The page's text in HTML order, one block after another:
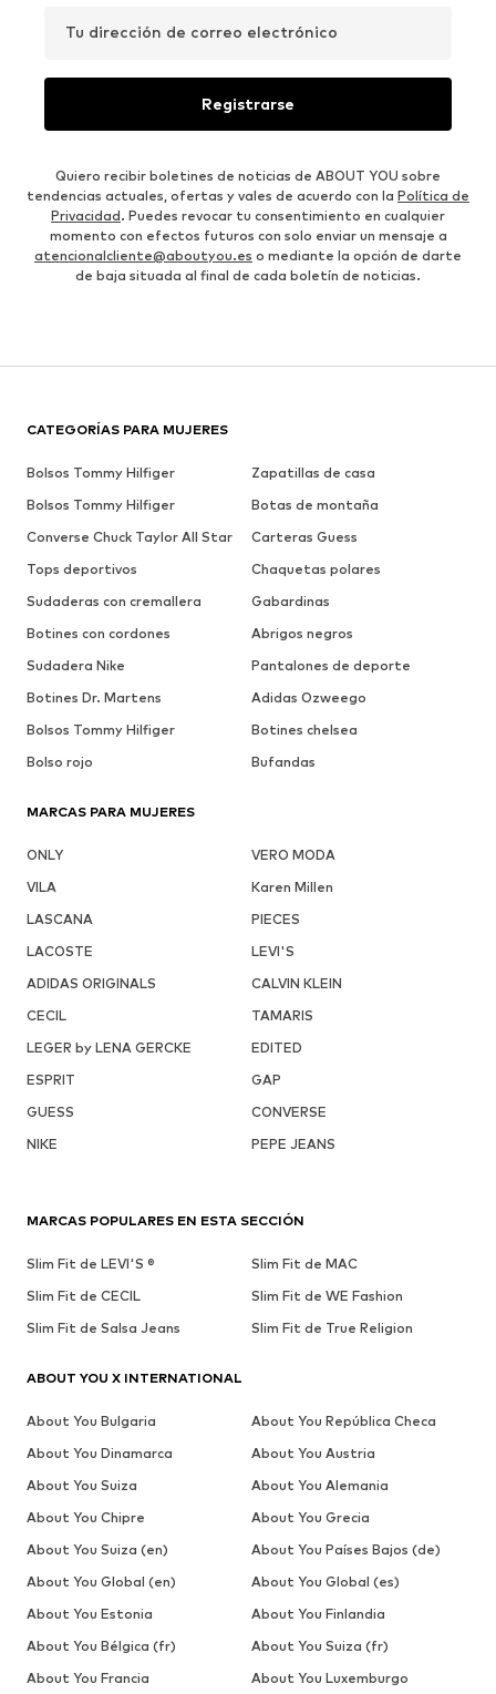
Tu dirección de correo electrónico
Registrarse
Quiero recibir boletines de noticias de ABOUT YOU sobre
tendencias actuales, ofertas y vales de acuerdo con la Política de
Privacidad. Puedes revocar tu consentimiento en cualquier
momento con efectos futuros con solo enviar un mensaje a
atencionalcliente@aboutyou.es o mediante la opción de darte
de baja situada al final de cada boletín de noticias.
CATEGORÍAS PARA MUJERES
Bolsos Tommy Hilfiger
Zapatillas de casa
Bolsos Tommy Hilfiger
Botas de montaña
Converse Chuck Taylor All Star
Carteras Guess
Tops deportivos
Chaquetas polares
Sudaderas con cremallera
Gabardinas
Botines con cordones
Abrigos negros
Sudadera Nike
Pantalones de deporte
Botines Dr. Martens
Adidas Ozweego
Bolsos Tommy Hilfiger
Botines chelsea
Bolso rojo
Bufandas
MARCAS PARA MUJERES
ONLY
VERO MODA
VILA
Karen Millen
LASCANA
PIECES
LACOSTE
LEVI'S
ADIDAS ORIGINALS
CALVIN KLEIN
CECIL
TAMARIS
LEGER by LENA GERCKE
EDITED
ESPRIT
GAP
GUESS
CONVERSE
NIKE
PEPE JEANS
MARCAS POPULARES EN ESTA SECCIÓN
Slim Fit de LEVI'S ®
Slim Fit de MAC
Slim Fit de CECIL
Slim Fit de WE Fashion
Slim Fit de Salsa Jeans
Slim Fit de True Religion
ABOUT YOU X INTERNATIONAL
About You Bulgaria
About You República Checa
About You Dinamarca
About You Austria
About You Suiza
About You Alemania
About You Chipre
About You Grecia
About You Suiza (en)
About You Países Bajos (de)
About You Global (en)
About You Global (es)
About You Estonia
About You Finlandia
About You Bélgica (fr)
About You Suiza (fr)
About You Francia
About You Luxemburgo